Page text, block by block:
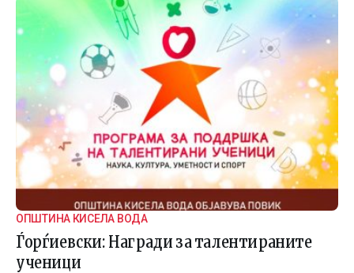
ОПШТИНА КИСЕЛА ВОДА
Ѓорѓиевски: Награди за талентираните
ученици